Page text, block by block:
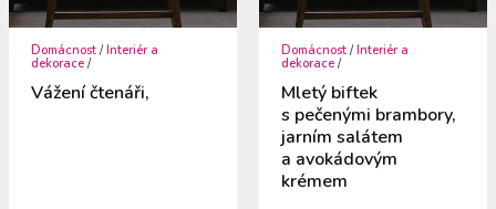
Domácnost /Interiér a
dekorace /
Vážení čtenáři,
Domácnost /Interiér a
dekorace /
Mletý biftek
s pečenými brambory,
jarním salátem
a avokádovým
krémem